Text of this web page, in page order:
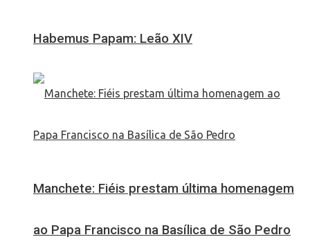
Habemus Papam: Leão XIV
Manchete: Fiéis prestam última homenagem
ao Papa Francisco na Basílica de São Pedro